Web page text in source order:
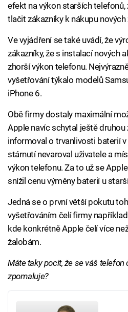
efekt na výkon starších
tlačit zákazníky k nákupu nových
Ve vyjádření se také uvádí, že
zákazníky, že s instalací nových
zhorší výkon telefonu.
vyšetřování týkalo modelů
iPhone 6.
Obě firmy dostaly maximální
Apple navíc schytal ještě
informoval o trvanlivosti baterií
stárnutí nevaroval uživatele a
výkon telefonu. Za to už se
snížil cenu výměny baterií u
Jedná se o první větší pokutu
vyšetřováním čelí firmy například
kde konkrétně Apple čelí více
žalobám.
Máte taky pocit, že se váš
zpomaluje?